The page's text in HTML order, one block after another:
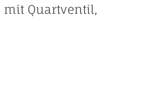
mit Quartventil,